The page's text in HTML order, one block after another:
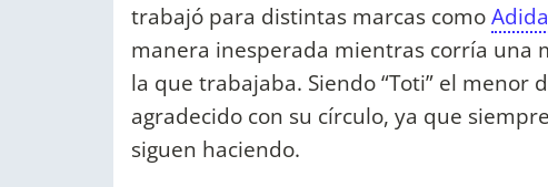
trabajó para distintas marcas como
manera inesperada mientras corría una
la que trabajaba. Siendo “Toti” el menor
agradecido con su círculo, ya que
siguen haciendo.